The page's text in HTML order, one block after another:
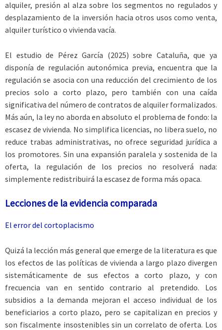
alquiler, presión al alza sobre los segmentos no regulados y
desplazamiento de la inversión hacia otros usos como venta,
alquiler turístico o vivienda vacía.
El estudio de Pérez García (2025) sobre Cataluña, que ya
disponía de regulación autonómica previa, encuentra que la
regulación se asocia con una reducción del crecimiento de los
precios solo a corto plazo, pero también con una caída
significativa del número de contratos de alquiler formalizados.
Más aún, la ley no aborda en absoluto el problema de fondo: la
escasez de vivienda. No simplifica licencias, no libera suelo, no
reduce trabas administrativas, no ofrece seguridad jurídica a
los promotores. Sin una expansión paralela y sostenida de la
oferta, la regulación de los precios no resolverá nada:
simplemente redistribuirá la escasez de forma más opaca.
Lecciones de la evidencia comparada
El error del cortoplacismo
Quizá la lección más general que emerge de la literatura es que
los efectos de las políticas de vivienda a largo plazo divergen
sistemáticamente de sus efectos a corto plazo, y con
frecuencia van en sentido contrario al pretendido. Los
subsidios a la demanda mejoran el acceso individual de los
beneficiarios a corto plazo, pero se capitalizan en precios y
son fiscalmente insostenibles sin un correlato de oferta. Los